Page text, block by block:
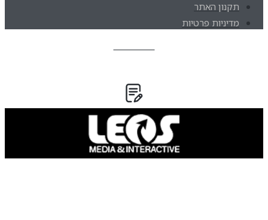
תקנון האתר
מדיניות פרטיות